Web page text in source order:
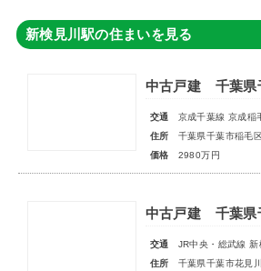
新検見川駅の住まいを見る
交通
京成千葉線 京成稲
住所
千葉県千葉市稲毛
価格
2980万円
交通
JR中央・総武線 新
住所
千葉県千葉市花見